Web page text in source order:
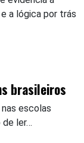
a lógica por trás
brasileiros
escolas
de ler…